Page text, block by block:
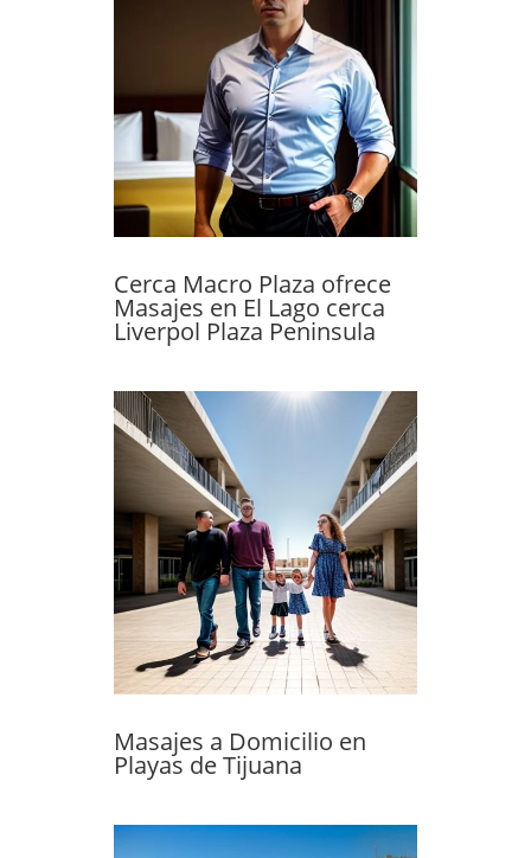
Cerca Macro Plaza ofrece
Masajes en El Lago cerca
Liverpol Plaza Peninsula
Masajes a Domicilio en
Playas de Tijuana